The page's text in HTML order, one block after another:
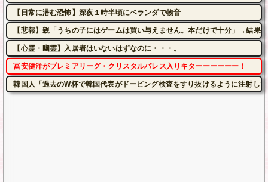
【日常に潜む恐怖】深夜１時半頃にベランダで物音
【悲報】親「うちの子にはゲームは買い与えません。本だけで十分」→結果
【心霊・幽霊】入居者はいないはずなのに・・・。
冨安健洋がプレミアリーグ・クリスタルパレス入りキターーーーーー！
韓国人「過去のW杯で韓国代表がドーピング検査をすり抜けるように注射